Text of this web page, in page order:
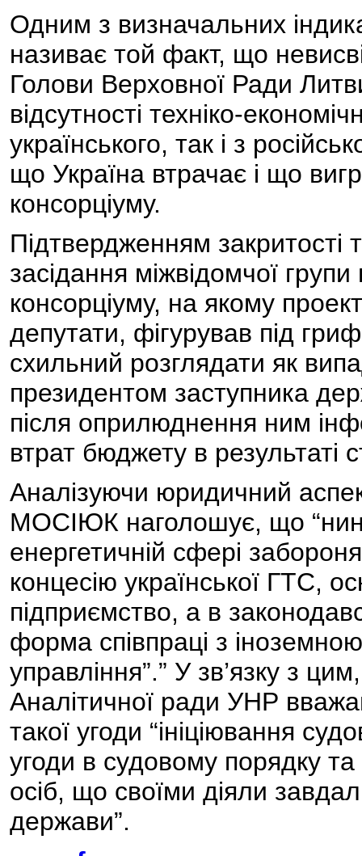
Одним з визначальних
називає той факт, що
Голови Верховної Ради
відсутності техніко-
українського, так і з
що Україна втрачає і що
консорціуму.
Підтвердженням закритості
засідання міжвідомчої
консорціуму, на якому
депутати, фігурував під
схильний розглядати як
президентом заступника
після оприлюднення ним
втрат бюджету в результаті
Аналізуючи юридичний
МОСІЮК наголошує, що
енергетичній сфері
концесію української ГТС,
підприємство, а в
форма співпраці з
управління”.” У зв’язку з
Аналітичної ради УНР
такої угоди “ініціювання
угоди в судовому порядку та
осіб, що своїми діяли
держави”.